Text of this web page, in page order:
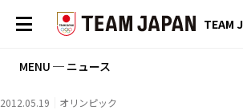
TEAM
MENU ─ ニュース
2012.05.19 オリンピック